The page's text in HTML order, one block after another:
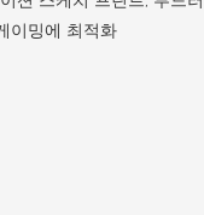
이밍에 최적화